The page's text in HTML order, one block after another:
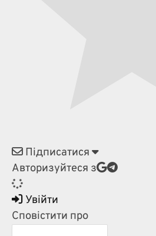
Підписатися
Авторизуйтеся з
Увійти
Сповістити про